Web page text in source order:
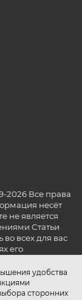
удобства
сторонних
2026 Все права
несёт
не является
Статьи
во всех для вас
его